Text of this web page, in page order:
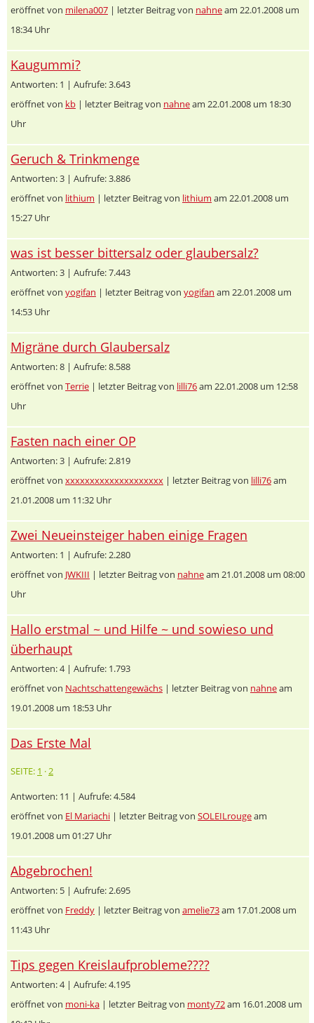
eröffnet von milena007 | letzter Beitrag von nahneam 22.01.2008 um
18:34 Uhr
Kaugummi?
Antworten: 1 | Aufrufe: 3.643
eröffnet von kb | letzter Beitrag von nahneam 22.01.2008 um 18:30
Uhr
Geruch & Trinkmenge
Antworten: 3 | Aufrufe: 3.886
eröffnet von lithium | letzter Beitrag von lithium am 22.01.2008 um
15:27 Uhr
was ist besser bittersalz oder glaubersalz?
Antworten: 3 | Aufrufe: 7.443
eröffnet von yogifan | letzter Beitrag von yogifan am 22.01.2008 um
14:53 Uhr
Migräne durch Glaubersalz
Antworten: 8 | Aufrufe: 8.588
eröffnet von Terrie | letzter Beitrag von lilli76am 22.01.2008 um 12:58
Uhr
Fasten nach einer OP
Antworten: 3 | Aufrufe: 2.819
eröffnet von xxxxxxxxxxxxxxxxxxxx | letzter Beitrag von lilli76am
21.01.2008 um 11:32 Uhr
Zwei Neueinsteiger haben einige Fragen
Antworten: 1 | Aufrufe: 2.280
eröffnet von JWKIII | letzter Beitrag von nahneam 21.01.2008 um 08:00
Uhr
Hallo erstmal ~ und Hilfe ~ und sowieso und
überhaupt
Antworten: 4 | Aufrufe: 1.793
eröffnet von Nachtschattengewächs | letzter Beitrag von nahneam
19.01.2008 um 18:53 Uhr
Das Erste Mal
SEITE: 1 ·2
Antworten: 11 | Aufrufe: 4.584
eröffnet von El Mariachi | letzter Beitrag von SOLEILrougeam
19.01.2008 um 01:27 Uhr
Abgebrochen!
Antworten: 5 | Aufrufe: 2.695
eröffnet von Freddy | letzter Beitrag von amelie73am 17.01.2008 um
11:43 Uhr
Tips gegen Kreislaufprobleme????
Antworten: 4 | Aufrufe: 4.195
eröffnet von moni-ka | letzter Beitrag von monty72am 16.01.2008 um